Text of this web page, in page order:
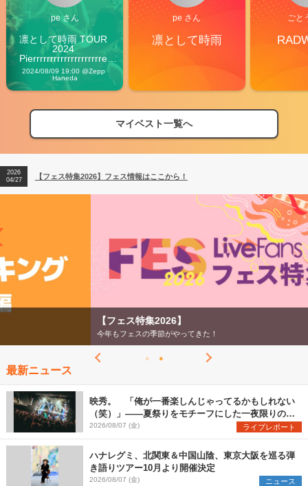
pe さん
凛として時雨 TOUR
2024
Pierrrrrrrrrrrrrrrrrrrre
Vibes
2024/08/09 19:00 @Zepp
Haneda
pe さん
凛として時雨
ごと
マイベスト一覧へ
【フェス特集2026】フェス情報はここから！
【ライブ動員ランキング】2026年上半期編発表！
2026
04/27
【フェス特集2026】フェス情報はここから！
2026
【ライブ動員ランキング】2026年上半期編発表！
今年もフェスの季節がやってきた！
最新ニュース
映秀。 「俺が一番楽しんじゃってるかもしれない
（笑）」――夏祭りをモチーフにした一夜限りのス
ペシャルライブ『色祭』レポート
2026/08/07 (金) ライブレポート
ハナレグミ、北関東＆中国山陰、東京大阪を巡る弾
き語りツアー10月より開催決定
2026/08/07 (金) ニュース